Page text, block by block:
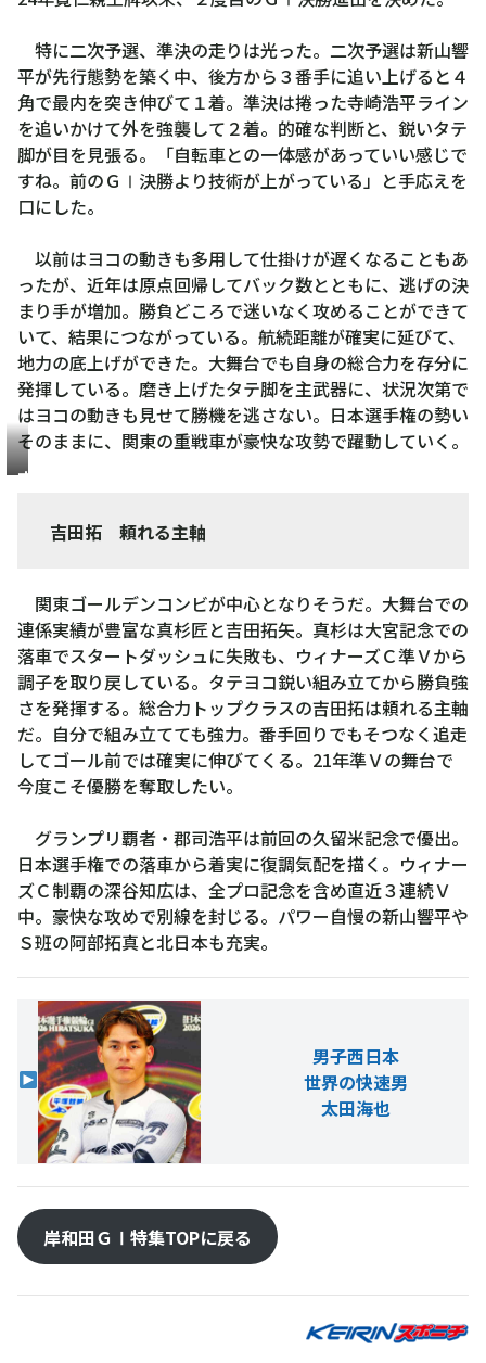
佐々
木
悠
葵
特に二次予選、準決の走りは光った。二次予選は新山響
平が先行態勢を築く中、後方から３番手に追い上げると４
角で最内を突き伸びて１着。準決は捲った寺崎浩平ライン
を追いかけて外を強襲して２着。的確な判断と、鋭いタテ
脚が目を見張る。「自転車との一体感があっていい感じで
すね。前のＧⅠ決勝より技術が上がっている」と手応えを
口にした。
以前はヨコの動きも多用して仕掛けが遅くなることもあ
ったが、近年は原点回帰してバック数とともに、逃げの決
まり手が増加。勝負どころで迷いなく攻めることができて
いて、結果につながっている。航続距離が確実に延びて、
地力の底上げができた。大舞台でも自身の総合力を存分に
発揮している。磨き上げたタテ脚を主武器に、状況次第で
はヨコの動きも見せて勝機を逃さない。日本選手権の勢い
そのままに、関東の重戦車が豪快な攻勢で躍動していく。
吉
吉田拓 頼れる主軸
関東ゴールデンコンビが中心となりそうだ。大舞台での
連係実績が豊富な真杉匠と吉田拓矢。真杉は大宮記念での
落車でスタートダッシュに失敗も、ウィナーズＣ準Ｖから
調子を取り戻している。タテヨコ鋭い組み立てから勝負強
さを発揮する。総合力トップクラスの吉田拓は頼れる主軸
だ。自分で組み立てても強力。番手回りでもそつなく追走
してゴール前では確実に伸びてくる。21年準Ｖの舞台で
今度こそ優勝を奪取したい。
グランプリ覇者・郡司浩平は前回の久留米記念で優出。
日本選手権での落車から着実に復調気配を描く。ウィナー
ズＣ制覇の深谷知広は、全プロ記念を含め直近３連続Ｖ
中。豪快な攻めで別線を封じる。パワー自慢の新山響平や
Ｓ班の阿部拓真と北日本も充実。
男子西日本
世界の快速男
太田海也
岸和田ＧⅠ特集TOPに戻る